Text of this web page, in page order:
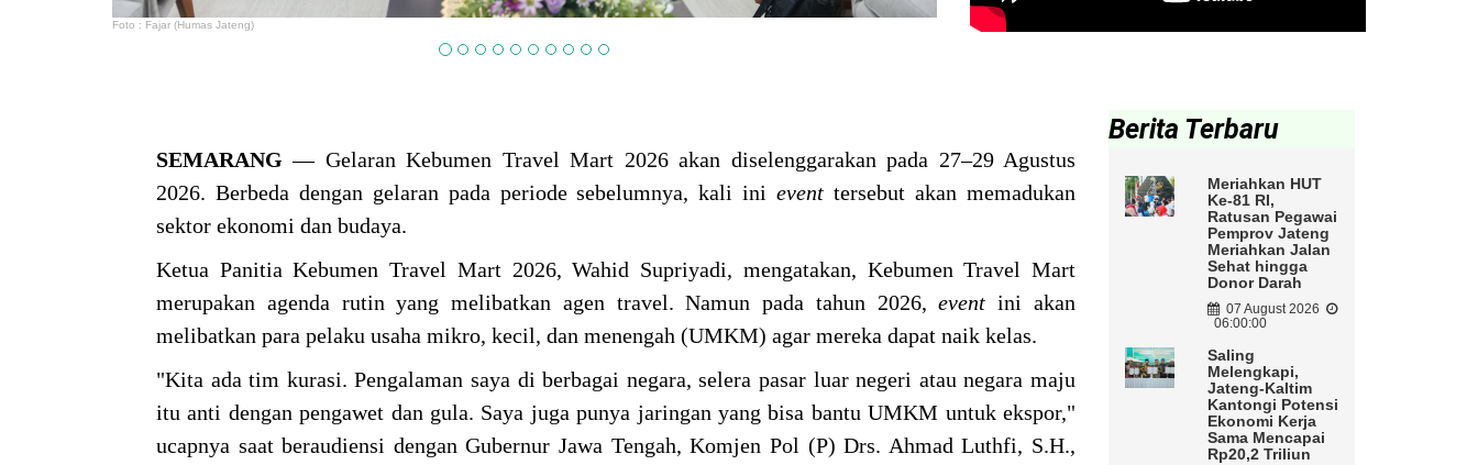
Foto : Fajar (Humas Jateng)
SEMARANG — Gelaran Kebumen Travel Mart 2026 akan diselenggarakan pada 27–29 Agustus
2026. Berbeda dengan gelaran pada periode sebelumnya, kali inieventtersebut akan memadukan
sektor ekonomi dan budaya.
Ketua Panitia Kebumen Travel Mart 2026, Wahid Supriyadi, mengatakan, Kebumen Travel Mart
merupakan agenda rutin yang melibatkan agen travel. Namun pada tahun 2026,eventini akan
melibatkan para pelaku usaha mikro, kecil, dan menengah (UMKM) agar mereka dapat naik kelas.
"Kita ada tim kurasi. Pengalaman saya di berbagai negara, selera pasar luar negeri atau negara maju
itu anti dengan pengawet dan gula. Saya juga punya jaringan yang bisa bantu UMKM untuk ekspor,"
ucapnya saat beraudiensi dengan Gubernur Jawa Tengah, Komjen Pol (P) Drs. Ahmad Luthfi, S.H.,
Berita Terbaru
Meriahkan HUT
Ke-81 RI,
Ratusan Pegawai
Pemprov Jateng
Meriahkan Jalan
Sehat hingga
Donor Darah
07 August 2026
06:00:00
Saling
Melengkapi,
Jateng-Kaltim
Kantongi Potensi
Ekonomi Kerja
Sama Mencapai
Rp20,2 Triliun